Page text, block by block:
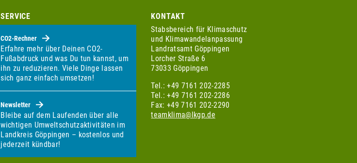
SERVICE
CO2-Rechner
Erfahre mehr über Deinen CO2-
Fußabdruck und was Du tun kannst, um
ihn zu reduzieren. Viele Dinge lassen
sich ganz einfach umsetzen!
Newsletter
Bleibe auf dem Laufenden über alle
wichtigen Umweltschutzaktivitäten im
Landkreis Göppingen – kostenlos und
jederzeit kündbar!
KONTAKT
Stabsbereich für Klimaschutz
und Klimawandelanpassung
Landratsamt Göppingen
Lorcher Straße 6
73033 Göppingen
Tel.: +49 7161 202-2285
Tel.: +49 7161 202-2286
Fax: +49 7161 202-2290
teamklima@lkgp.de